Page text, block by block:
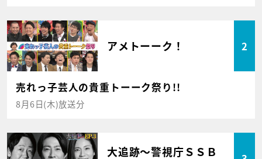
アメトーーク！ 2
売れっ子芸人の貴重トーーク祭り!!
8月6日(木)放送分
大追跡～警視庁ＳＳＢ